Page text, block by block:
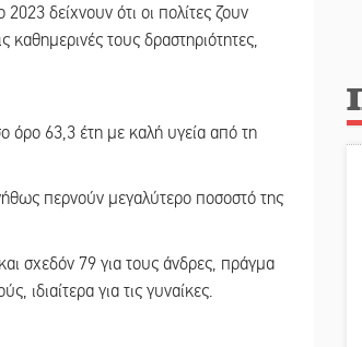
δείχνουν ότι οι πολίτες ζουν
τους δραστηριότητες,
όρο 63,3 έτη με καλή υγεία από τη
περνούν μεγαλύτερο ποσοστό της
σχεδόν 79 για τους άνδρες, πράγμα
ιδιαίτερα για τις γυναίκες.